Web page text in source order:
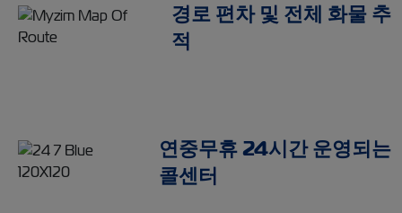
경로 편차 및 전체 화물 추
적
연중무휴 24시간 운영되는
콜센터